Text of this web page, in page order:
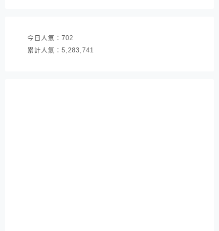
今日人氣： 702
累計人氣： 5,283,741